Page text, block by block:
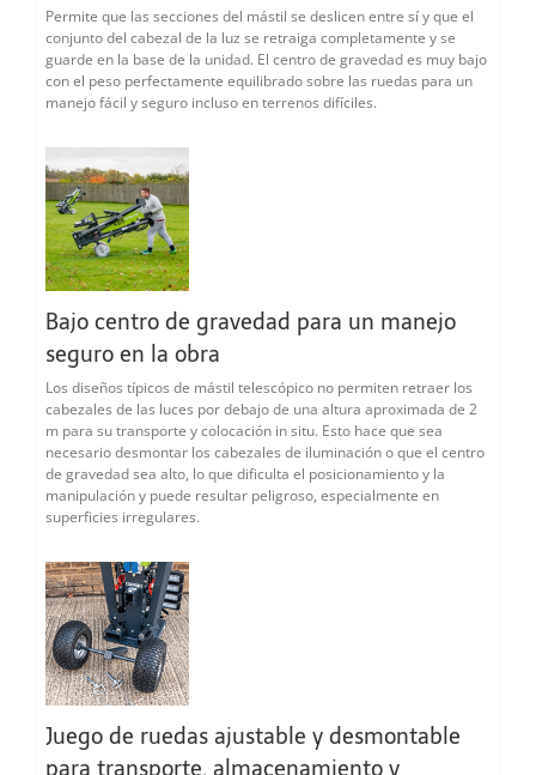
Permite que las secciones del mástil se deslicen entre sí y que el
conjunto del cabezal de la luz se retraiga completamente y se
guarde en la base de la unidad. El centro de gravedad es muy bajo
con el peso perfectamente equilibrado sobre las ruedas para un
manejo fácil y seguro incluso en terrenos difíciles.
Bajo centro de gravedad para un manejo
seguro en la obra
Los diseños típicos de mástil telescópico no permiten retraer los
cabezales de las luces por debajo de una altura aproximada de 2
m para su transporte y colocación in situ. Esto hace que sea
necesario desmontar los cabezales de iluminación o que el centro
de gravedad sea alto, lo que dificulta el posicionamiento y la
manipulación y puede resultar peligroso, especialmente en
superficies irregulares.
Juego de ruedas ajustable y desmontable
para transporte, almacenamiento y